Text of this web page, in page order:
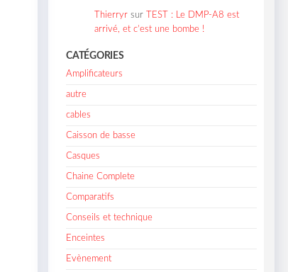
Thierryr sur
TEST : Le DMP-A8 est
arrivé, et c’est une bombe !
CATÉGORIES
Amplificateurs
autre
cables
Caisson de basse
Casques
Chaine Complete
Comparatifs
Conseils et technique
Enceintes
Evènement